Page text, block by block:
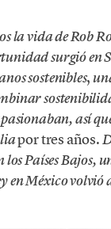
la vida de Rob
surgió en
sostenibles,
así
por tres años.
los Países Bajos,
en México volvió